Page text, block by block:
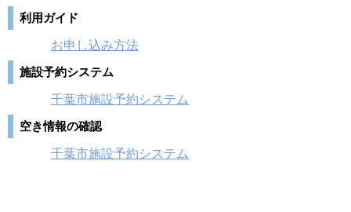
利用ガイド
お申し込み方法
施設予約システム
千葉市施設予約システム
空き情報の確認
千葉市施設予約システム